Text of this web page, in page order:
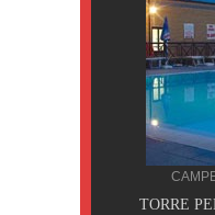
TORRE